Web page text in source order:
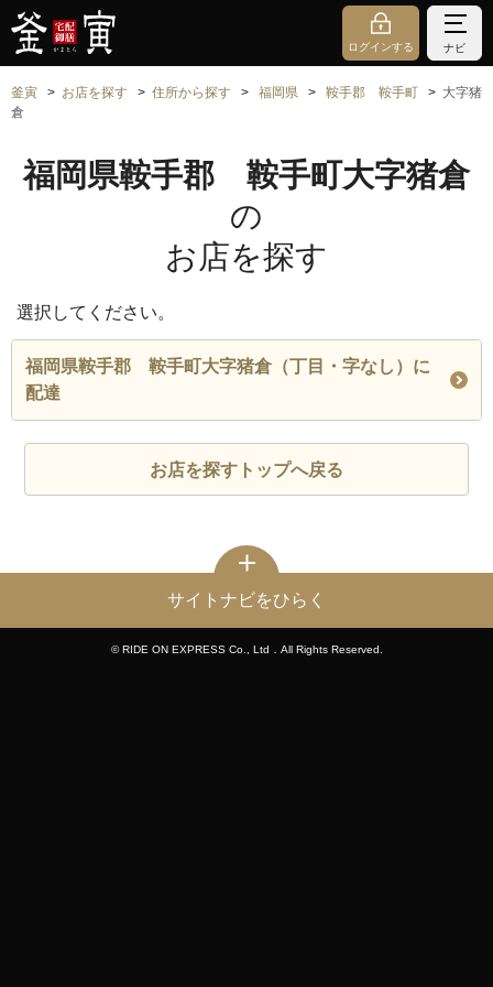
ログインする ナビ
釜寅 お店を探す 住所から探す 福岡県 鞍手郡 鞍手町
大字猪
倉
福岡県鞍手郡 鞍手町大字猪倉
の
お店を探す
選択してください。
福岡県鞍手郡 鞍手町大字猪倉（丁目・字なし）に
配達
お店を探すトップへ戻る
サイトナビをひらく
© RIDE ON EXPRESS Co., Ltd．All Rights Reserved.